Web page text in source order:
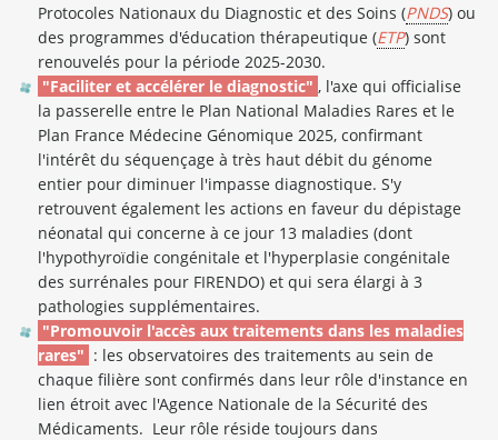
Protocoles Nationaux du Diagnostic et des Soins (PNDS) ou
des programmes d'éducation thérapeutique (ETP) sont
renouvelés pour la période 2025-2030.
"Faciliter et accélérer le diagnostic" , l'axe qui officialise
la passerelle entre le Plan National Maladies Rares et le
Plan France Médecine Génomique 2025, confirmant
l'intérêt du séquençage à très haut débit du génome
entier pour diminuer l'impasse diagnostique. S'y
retrouvent également les actions en faveur du dépistage
néonatal qui concerne à ce jour 13 maladies (dont
l'hypothyroïdie congénitale et l'hyperplasie congénitale
des surrénales pour FIRENDO) et qui sera élargi à 3
pathologies supplémentaires.
"Promouvoir l'accès aux traitements dans les maladies
rares" : les observatoires des traitements au sein de
chaque filière sont confirmés dans leur rôle d'instance en
lien étroit avec l'Agence Nationale de la Sécurité des
Médicaments. Leur rôle réside toujours dans